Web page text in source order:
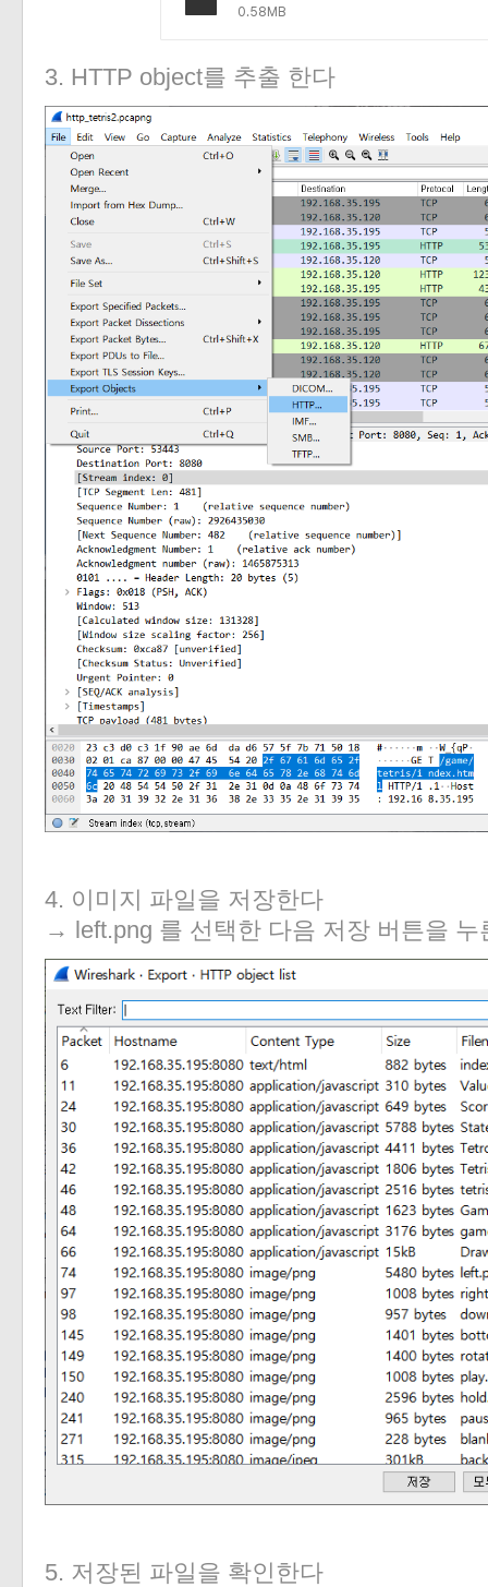
0.58MB
3. HTTP object를 추출 한다
4. 이미지 파일을 저장한다
→ left.png 를 선택한 다음 저장 버튼을 누
5. 저장된 파일을 확인한다